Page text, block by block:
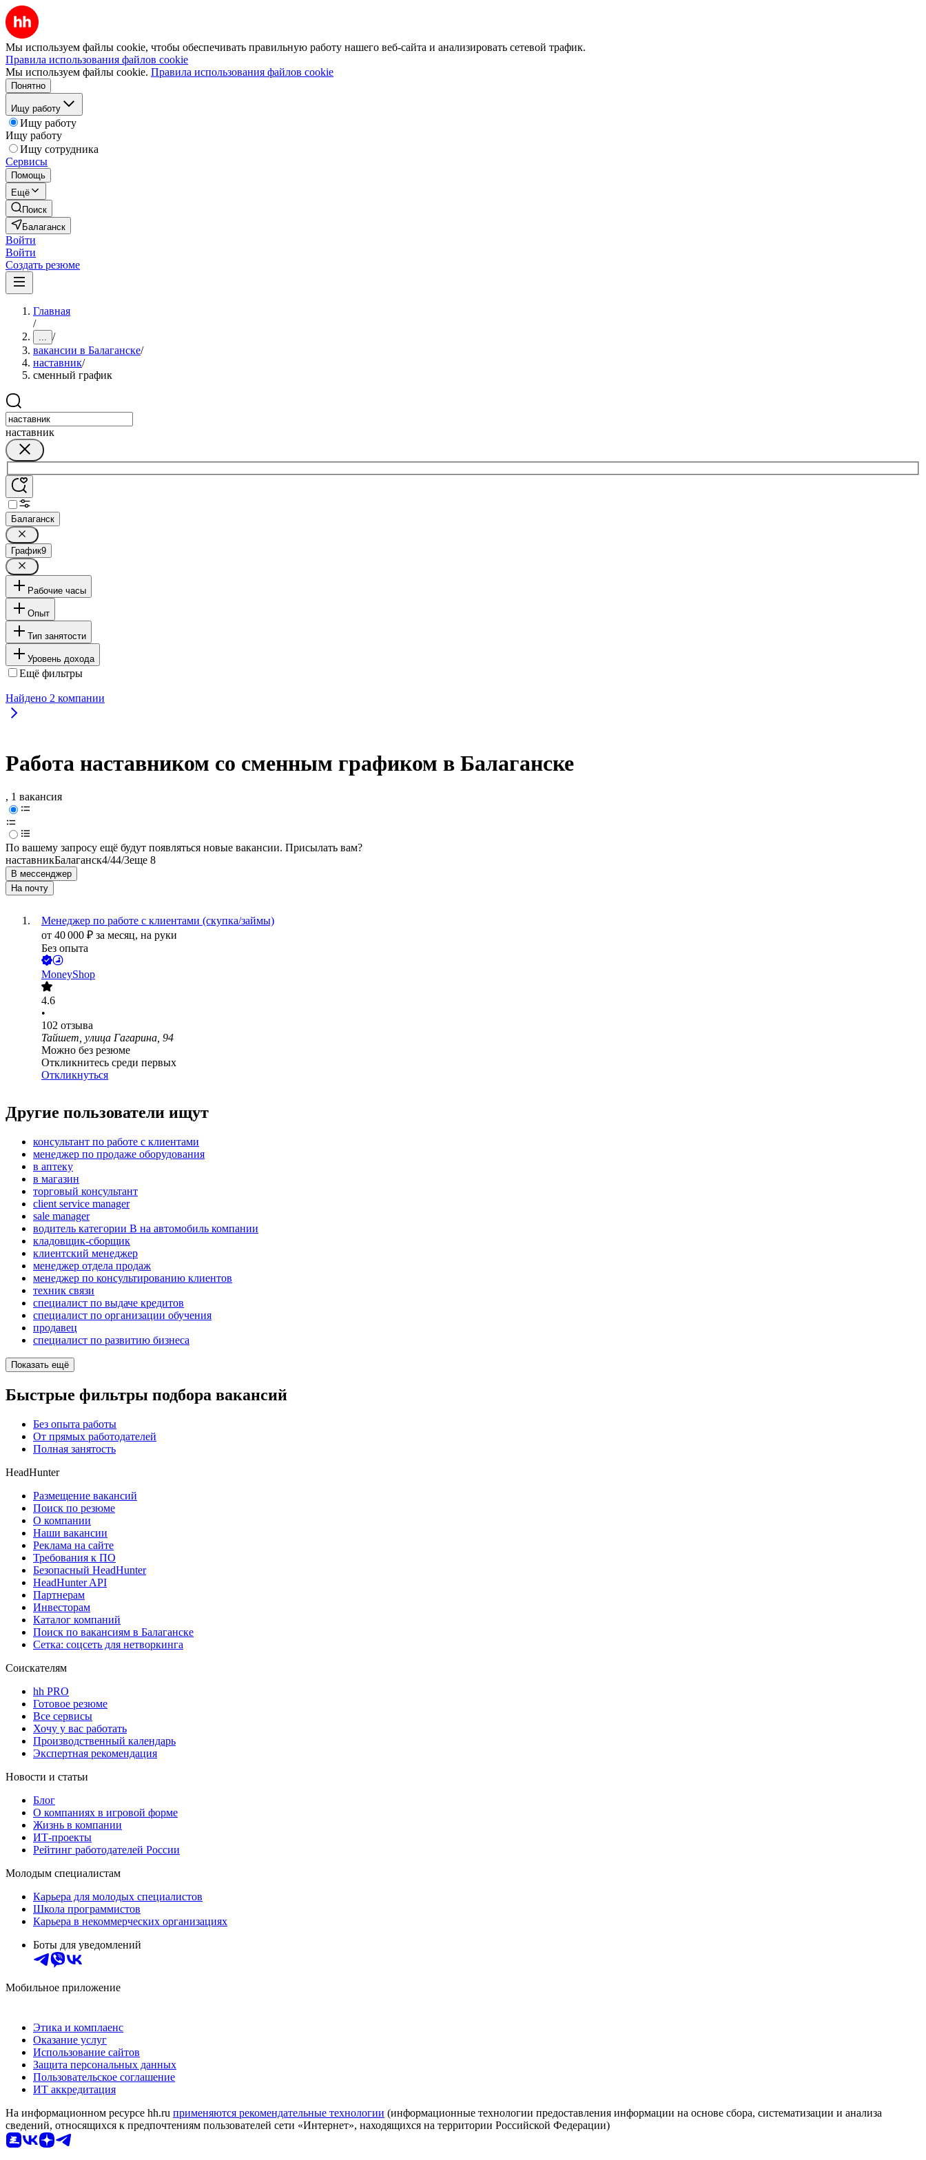
Мы используем файлы cookie, чтобы обеспечивать правильную работу нашего веб-сайта и анализировать сетевой трафик.
Правила использования файлов cookie
Мы используем файлы cookie. Правила использования файлов cookie
Понятно
Ищу работу
Ищу работу
Ищу работу
Ищу сотрудника
Сервисы
Помощь
Ещё
Поиск
Балаганск
Войти
Войти
Создать резюме
Главная
/
... /
вакансии в Балаганске/
наставник/
сменный график
наставник
Балаганск
График9
Рабочие часы
Опыт
Тип занятости
Уровень дохода
Ещё фильтры
Найдено 2 компании
Работа наставником со сменным графиком в Балаганске
, 1 вакансия
По вашему запросу ещё будут появляться новые вакансии. Присылать вам?
наставникБалаганск4/44/3еще 8
В мессенджер
На почту
Менеджер по работе с клиентами (скупка/займы)
от 40 000 ₽ за месяц, на руки
Без опыта
MoneyShop
4.6
•
102 отзыва
Тайшет, улица Гагарина, 94
Можно без резюме
Откликнитесь среди первых
Откликнуться
Другие пользователи ищут
консультант по работе с клиентами
менеджер по продаже оборудования
в аптеку
в магазин
торговый консультант
client service manager
sale manager
водитель категории B на автомобиль компании
кладовщик-сборщик
клиентский менеджер
менеджер отдела продаж
менеджер по консультированию клиентов
техник связи
специалист по выдаче кредитов
специалист по организации обучения
продавец
специалист по развитию бизнеса
Показать ещё
Быстрые фильтры подбора вакансий
Без опыта работы
От прямых работодателей
Полная занятость
HeadHunter
Размещение вакансий
Поиск по резюме
О компании
Наши вакансии
Реклама на сайте
Требования к ПО
Безопасный HeadHunter
HeadHunter API
Партнерам
Инвесторам
Каталог компаний
Поиск по вакансиям в Балаганске
Сетка: соцсеть для нетворкинга
Соискателям
hh PRO
Готовое резюме
Все сервисы
Хочу у вас работать
Производственный календарь
Экспертная рекомендация
Новости и статьи
Блог
О компаниях в игровой форме
Жизнь в компании
ИТ-проекты
Рейтинг работодателей России
Молодым специалистам
Карьера для молодых специалистов
Школа программистов
Карьера в некоммерческих организациях
Боты для уведомлений
Мобильное приложение
Этика и комплаенс
Оказание услуг
Использование сайтов
Защита персональных данных
Пользовательское соглашение
ИТ аккредитация
На информационном ресурсе hh.ru применяются рекомендательные технологии (информационные технологии предоставления информации на основе сбора, систематизации и анализа
сведений, относящихся к предпочтениям пользователей сети «Интернет», находящихся на территории Российской Федерации)